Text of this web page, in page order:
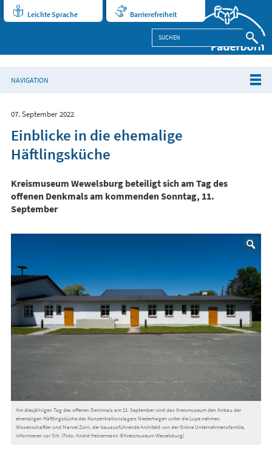
Leichte Sprache Barrierefreiheit
NAVIGATION
07. September 2022
Einblicke in die ehemalige
Häftlingsküche
Kreismuseum Wewelsburg beteiligt sich am Tag des
offenen Denkmals am kommenden Sonntag, 11.
September
Am diesjährigen Tag des offenen Denkmals am 11. September wird das Kreismuseum den Anbau der
ehemaligen Häftlingsküche des Konzentrationslagers Niederhagen unter die Lupe nehmen.
Wissenschaftler und Marcel Zorn, der bauausführende Architekt von der Gröne Unternehmensfamilie,
informieren vor Ort. (Foto: André Heinermann ©Kreismuseum Wewelsburg)